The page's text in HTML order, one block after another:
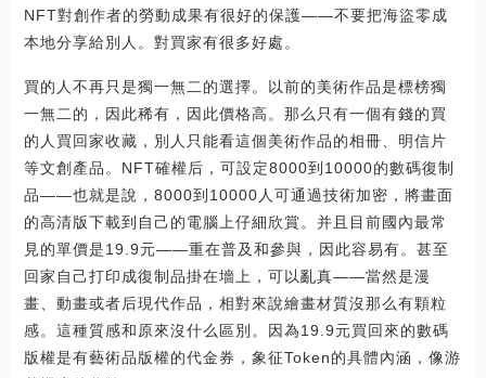
NFT對創作者的勞動成果有很好的保護——不要把海盜零成
本地分享給別人。對買家有很多好處。
買的人不再只是獨一無二的選擇。以前的美術作品是標榜獨
一無二的，因此稀有，因此價格高。那么只有一個有錢的買
的人買回家收藏，別人只能看這個美術作品的相冊、明信片
等文創產品。NFT確權后，可設定8000到10000的數碼復制
品——也就是說，8000到10000人可通過技術加密，將畫面
的高清版下載到自己的電腦上仔細欣賞。并且目前國內最常
見的單價是19.9元——重在普及和參與，因此容易有。甚至
回家自己打印成復制品掛在墻上，可以亂真——當然是漫
畫、動畫或者后現代作品，相對來說繪畫材質沒那么有顆粒
感。這種質感和原來沒什么區別。因為19.9元買回來的數碼
版權是有藝術品版權的代金券，象征Token的具體內涵，像游